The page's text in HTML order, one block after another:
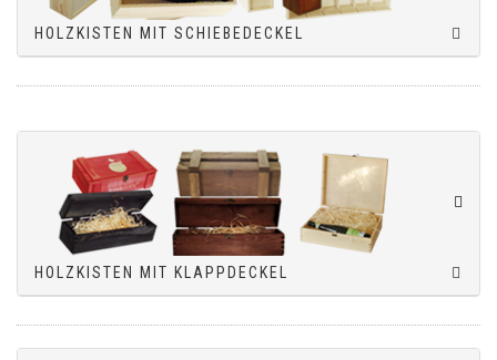
HOLZKISTEN MIT SCHIEBEDECKEL
HOLZKISTEN MIT KLAPPDECKEL